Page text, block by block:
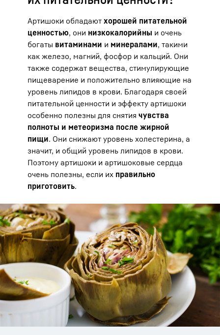
Артишоки обладают хорошей питательной
ценностью, они низкокалорийны и очень
богаты витаминами и минералами, такими
как железо, магний, фосфор и кальций. Они
также содержат вещества, стимулирующие
пищеварение и положительно влияющие на
уровень липидов в крови. Благодаря своей
питательной ценности и эффекту артишоки
особенно полезны для снятия чувства
полноты и метеоризма после жирной
пищи. Они снижают уровень холестерина, а
значит, и общий уровень липидов в крови.
Поэтому артишоки и артишоковые сердца
очень полезны, если их правильно
приготовить.